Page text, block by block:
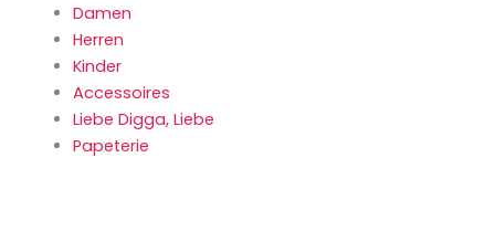
Damen
Herren
Kinder
Accessoires
Liebe Digga, Liebe
Papeterie